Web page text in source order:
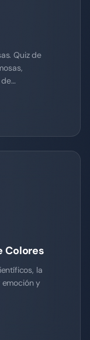
Quiz de
Colores
la
y